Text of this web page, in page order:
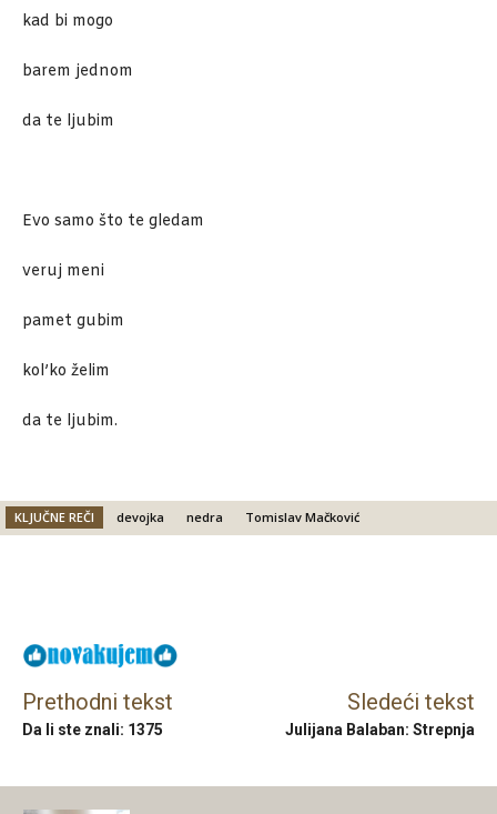
kad bi mogo
barem jednom
da te ljubim
Evo samo što te gledam
veruj meni
pamet gubim
kol’ko želim
da te ljubim.
KLJUČNE REČI devojka nedra Tomislav Mačković
Prethodni tekst
Da li ste znali: 1375
Sledeći tekst
Julijana Balaban: Strepnja